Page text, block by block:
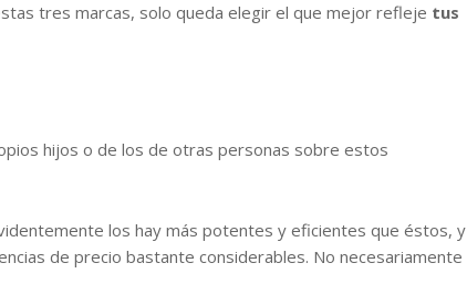
tres marcas, solo queda elegir el que mejor refleje tus
hijos o de los de otras personas sobre estos
los hay más potentes y eficientes que éstos, y
de precio bastante considerables. No necesariamente